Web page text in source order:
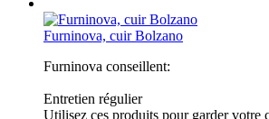
Furninova, cuir Bolzano
Furninova conseillent:
Entretien régulier
Utilisez ces produits pour garder votre